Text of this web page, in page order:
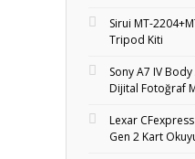
Sirui MT-
Tripod Kiti
Sony A7 IV
Dijital Fotoğraf
Lexar
Gen 2 Kart